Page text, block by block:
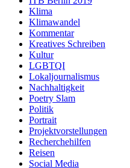
Klima
Klimawandel
Kommentar
Kreatives Schreiben
Kultur
LGBTQI
Lokaljournalismus
Nachhaltigkeit
Poetry Slam
Politik
Portrait
Projektvorstellungen
Recherchehilfen
Reisen
Social Media